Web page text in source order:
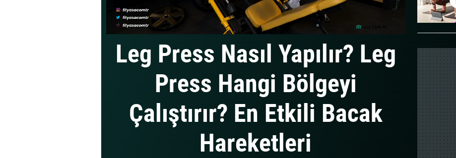
Leg Press Nasıl Yapılır? Leg
Press Hangi Bölgeyi
Çalıştırır? En Etkili Bacak
Hareketleri